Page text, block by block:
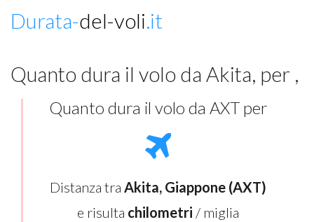
Durata-del-voli.it
Quanto dura il volo da Akita, per ,
Quanto dura il volo da AXT per
Distanza tra Akita, Giappone (AXT)
e risulta chilometri / miglia